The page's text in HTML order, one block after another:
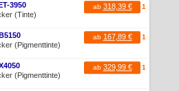
ab 318,39 € 1
3950
(Tinte)
ab 167,89 € 1
(Pigmenttinte)
ab 329,99 € 1
(Pigmenttinte)